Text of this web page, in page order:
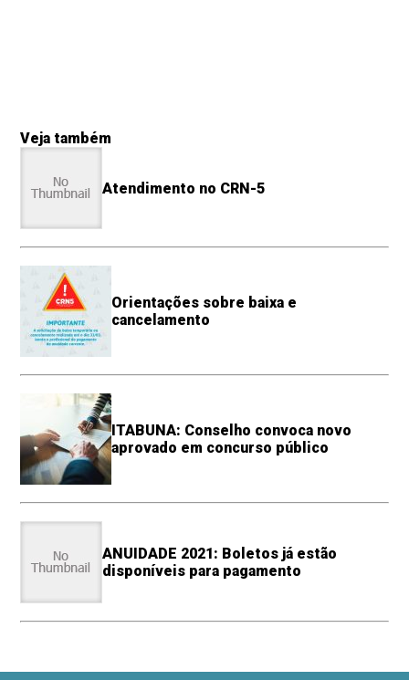
Veja também
Atendimento no CRN-5
Orientações sobre baixa e
cancelamento
ITABUNA: Conselho convoca novo
aprovado em concurso público
ANUIDADE 2021: Boletos já estão
disponíveis para pagamento